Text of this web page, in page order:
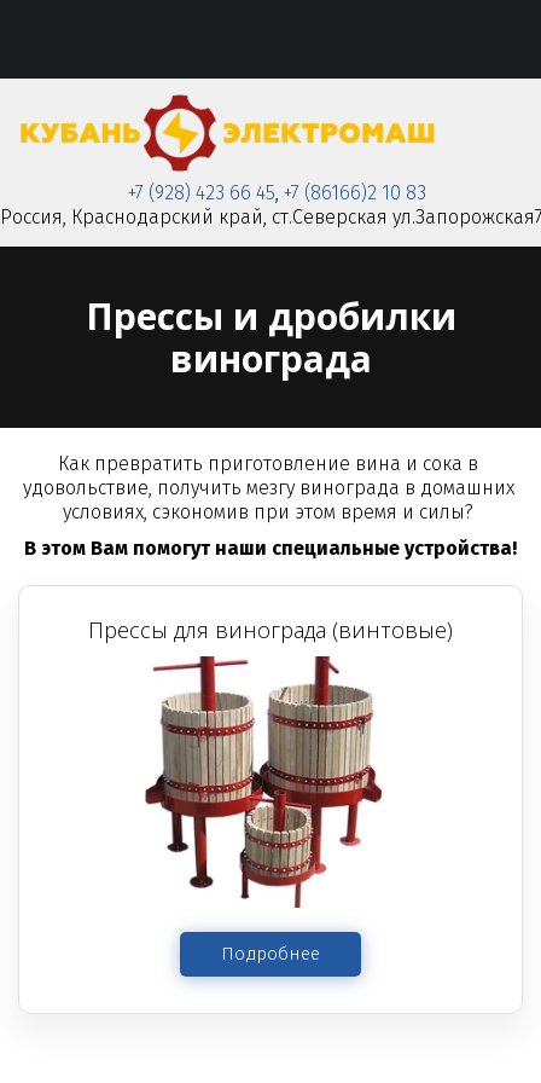
+7 (928) 423 66 45, +7 (86166)2 10 83
Россия, Краснодарский край, ст.Северская
Прессы и дробилки
винограда
Как превратить приготовление вина и сока в
удовольствие, получить мезгу винограда в домашних
условиях, сэкономив при этом время и силы?
В этом Вам помогут наши специальные устройства!
Прессы для винограда (винтовые)
Подробнее